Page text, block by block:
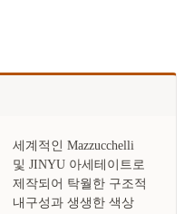
세계적인 Mazzucchelli
및 JINYU 아세테이트로
제작되어 탁월한 구조적
내구성과 생생한 색상